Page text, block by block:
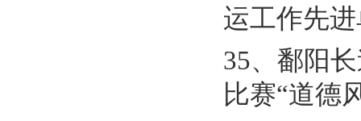
运工作先
35、鄱阳
比赛“道德